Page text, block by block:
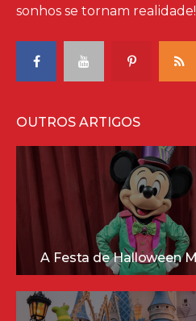
sonhos se tornam realidade!
OUTROS ARTIGOS